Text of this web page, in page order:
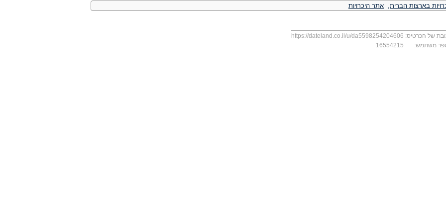
בארצות הברית, אתר היכרויות
של הכרטיס: https://dateland.co.il/u/da5598254204606
משתמש:
16554215